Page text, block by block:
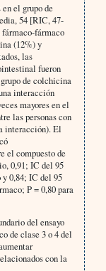
el grupo de
54 [RIC, 47-
fármaco
(12%) y
las
fueron
de colchicina
interacción
mayores en el
las personas con
interacción). El
el compuesto de
0,91; IC del 95
0,84; IC del 95
P = 0,80 para
del ensayo
de clase 3 o 4 del
con la